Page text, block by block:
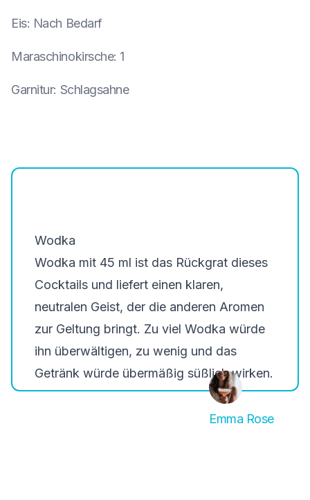
Eis: Nach Bedarf
Maraschinokirsche: 1
Garnitur: Schlagsahne
Wodka
Wodka mit 45 ml ist das Rückgrat dieses
Cocktails und liefert einen klaren,
neutralen Geist, der die anderen Aromen
zur Geltung bringt. Zu viel Wodka würde
ihn überwältigen, zu wenig und das
Getränk würde übermäßig süßlich wirken.
Emma Rose